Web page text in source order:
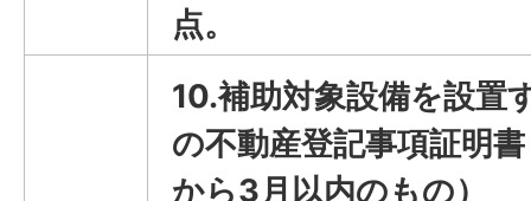
点。
10.補助対象設備を設置
の不動産登記事項証明
から3月以内のもの）